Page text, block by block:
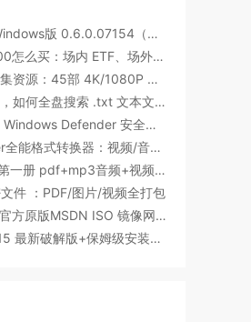
豆包输入法 Windows版 0.6.0.07154（内测版清爽无广告）
纳指和标普500怎么买：场内 ETF、场外基金一次讲清楚（2026 最新版）
周星驰电影合集资源：45部 4K/1080P 超清修复收藏版（国粤双语/中文字幕）
不装任何软件，如何全盘搜索 .txt 文本文件内容？Windows / Linux / macOS 的命令行指南
一键彻底卸载 Windows Defender 安全中心（Win10/Win11通用）
FormatMaster全能格式转换器：视频/音频/图片/文档一站式搞定
新概念英语1 第一册 pdf+mp3音频+视频下载（美音版+英音版）
件 ：PDF/图片/视频全打包
Windows 10 官方原版MSDN ISO 镜像网盘下载
Cubase Pro 15 最新破解版+保姆级安装指南